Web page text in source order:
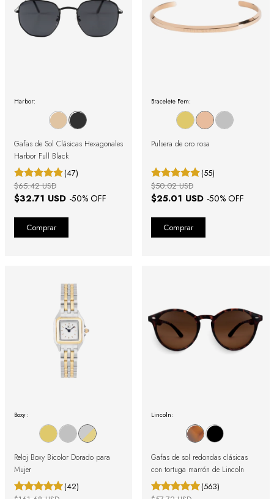
Harbor:
Gafas de Sol Clásicas Hexagonales
Harbor Full Black
(47)
$32.71 USD -50% OFF
$65.42 USD
Bracelete Fem:
Pulsera de oro rosa
(55)
$25.01 USD -50% OFF
$50.02 USD
Boxy :
Reloj Boxy Bicolor Dorado para
Mujer
(42)
Lincoln:
Gafas de sol redondas clásicas
con tortuga marrón de Lincoln
(563)